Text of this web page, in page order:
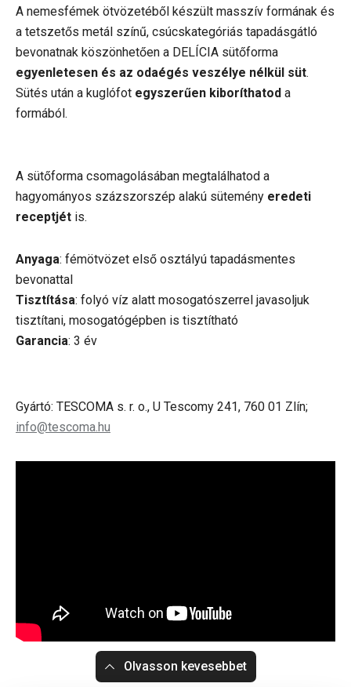
A nemesfémek ötvözetéből készült masszív formának és
a tetszetős metál színű, csúcskategóriás tapadásgátló
bevonatnak köszönhetően a DELÍCIA sütőforma
egyenletesen és az odaégés veszélye nélkül süt.
Sütés után a kuglófot egyszerűen kiboríthatod a
formából.
A sütőforma csomagolásában megtalálhatod a
hagyományos százszorszép alakú sütemény eredeti
receptjét is.
Anyaga: fémötvözet első osztályú tapadásmentes
bevonattal
Tisztítása: folyó víz alatt mosogatószerrel javasoljuk
tisztítani, mosogatógépben is tisztítható
Garancia: 3 év
Gyártó: TESCOMA s. r. o., U Tescomy 241, 760 01 Zlín;
info@tescoma.hu
Olvasson kevesebbet